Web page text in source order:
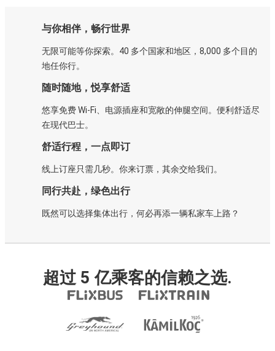
与你相伴，畅行世界
无限可能等你探索。40 多个国家和地区，8,000 多个目的
地任你行。
随时随地，悦享舒适
悠享免费 Wi-Fi、电源插座和宽敞的伸腿空间。便利舒适尽
在现代巴士。
舒适行程，一点即订
线上订座只需几秒。你来订票，其余交给我们。
同行共赴，绿色出行
既然可以选择集体出行，何必再添一辆私家车上路？
超过 5 亿乘客的信赖之选.